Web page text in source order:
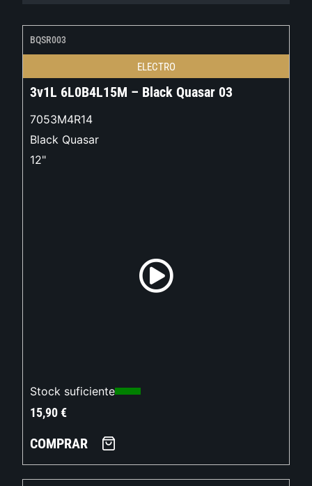
BQSR003
ELECTRO
3v1L 6L0B4L15M – Black Quasar 03
7053M4R14
Black Quasar
12"
Stock suficiente
15,90€
COMPRAR